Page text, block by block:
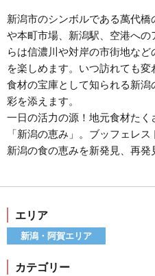
新潟市のシンボルである萬代
や本町市場、新潟駅、空港へ
らは信濃川や対岸の市街地な
を楽しめます。いつ訪れても変
食材の宝庫として知られる新
彩を添えます。
一日の活力の源！地元食材た
「新潟の恵み」。ブッフェレ
新潟の食の恵みを新発見、再発
エリア
新潟・阿賀エリア
カテゴリー